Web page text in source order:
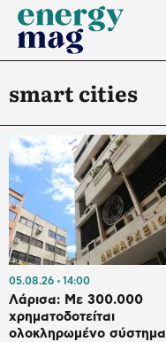
smart cities
05.08.26 14:00
Λάρισα: Με 300.000
χρηματοδοτείται
ολοκληρωμένο σύστημα